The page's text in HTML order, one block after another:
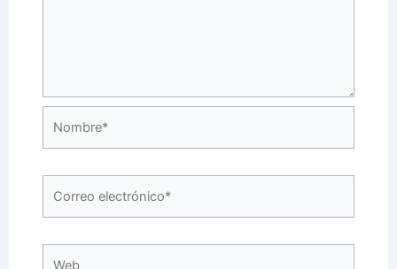
Nombre*
Correo
electrónico*
Web